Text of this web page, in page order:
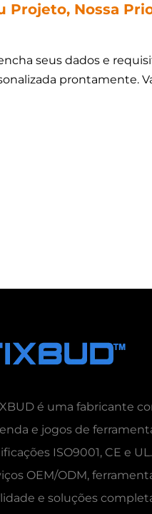
Projeto, Nossa
seus dados e
prontamente.
é uma fabricante
e jogos de
ISO9001, CE e
OEM/ODM,
e soluções